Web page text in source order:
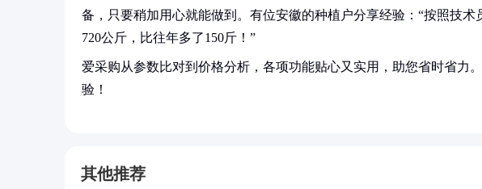
备，只要稍加用心就能做到。有位安徽的种植户分享经验：“按照技
720公斤，比往年多了150斤！”
爱采购从参数比对到价格分析，各项功能贴心又实用，助您省时省力
验！
其他推荐